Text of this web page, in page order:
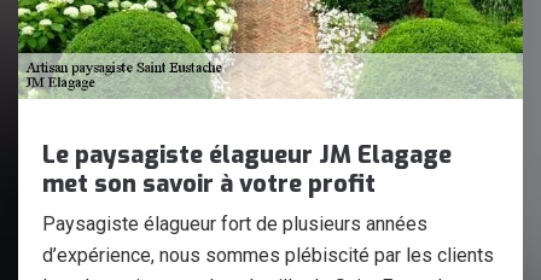
Le paysagiste élagueur JM Elagage
met son savoir à votre profit
Paysagiste élagueur fort de plusieurs années
d’expérience, nous sommes plébiscité par les clients